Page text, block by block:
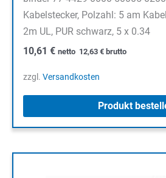
Kabelstecker, Polzahl: 5 am
2m UL, PUR schwarz, 5 x 0.34
10,61 € netto 12,63 € brutto
zzgl. Versandkosten
Produkt